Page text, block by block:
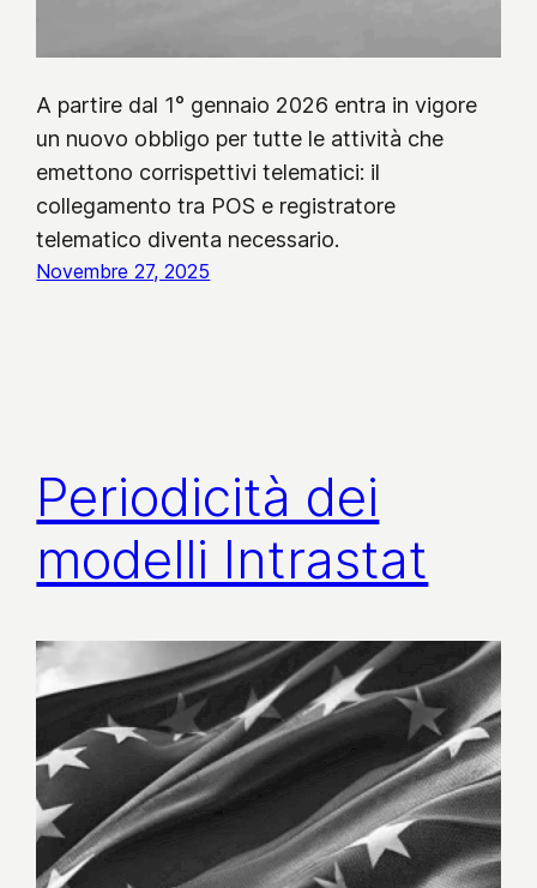
A partire dal 1° gennaio 2026 entra in vigore
un nuovo obbligo per tutte le attività che
emettono corrispettivi telematici: il
collegamento tra POS e registratore
telematico diventa necessario.
Novembre 27, 2025
Periodicità dei
modelli Intrastat